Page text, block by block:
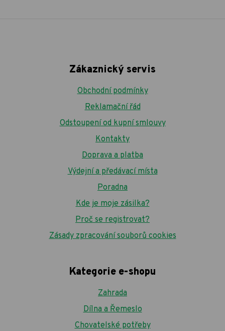
Zákaznický servis
Obchodní podmínky
Reklamační řád
Odstoupení od kupní smlouvy
Kontakty
Doprava a platba
Výdejní a předávací místa
Poradna
Kde je moje zásilka?
Proč se registrovat?
Zásady zpracování souborů cookies
Kategorie e-shopu
Zahrada
Dílna a Řemeslo
Chovatelské potřeby